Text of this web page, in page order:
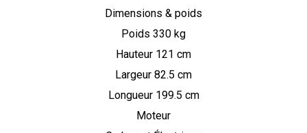
Dimensions & poids
Poids 330 kg
Hauteur 121 cm
Largeur 82.5 cm
Longueur 199.5 cm
Moteur